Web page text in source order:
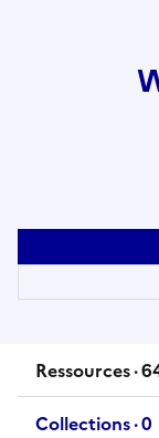
Ressources·
ressources
Collections·0